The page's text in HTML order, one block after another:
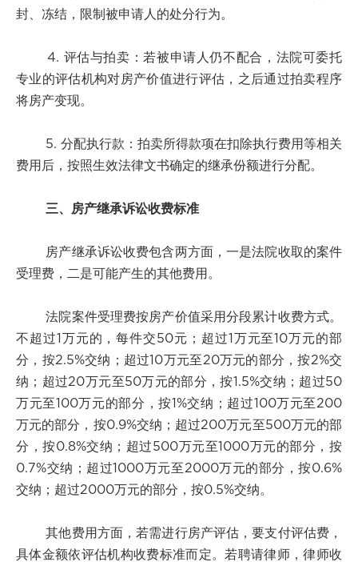
封、冻结，限制被申请人的处分行为。
4. 评估与拍卖：若被申请人仍不配合，法院可委托
专业的评估机构对房产价值进行评估，之后通过拍卖程序
将房产变现。
5. 分配执行款：拍卖所得款项在扣除执行费用等相关
费用后，按照生效法律文书确定的继承份额进行分配。
三、房产继承诉讼收费标准
房产继承诉讼收费包含两方面，一是法院收取的案件
受理费，二是可能产生的其他费用。
法院案件受理费按房产价值采用分段累计收费方式。
不超过1万元的，每件交50元；超过1万元至10万元的部
分，按2.5%交纳；超过10万元至20万元的部分，按2%交
纳；超过20万元至50万元的部分，按1.5%交纳；超过50
万元至100万元的部分，按1%交纳；超过100万元至200
万元的部分，按0.9%交纳；超过200万元至500万元的部
分，按0.8%交纳；超过500万元至1000万元的部分，按
0.7%交纳；超过1000万元至2000万元的部分，按0.6%
交纳；超过2000万元的部分，按0.5%交纳。
其他费用方面，若需进行房产评估，要支付评估费，
具体金额依评估机构收费标准而定。若聘请律师，律师收